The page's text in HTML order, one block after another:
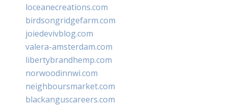
loceanecreations.com
birdsongridgefarm.com
joiedevivblog.com
valera-amsterdam.com
libertybrandhemp.com
norwoodinnwi.com
neighboursmarket.com
blackanguscareers.com